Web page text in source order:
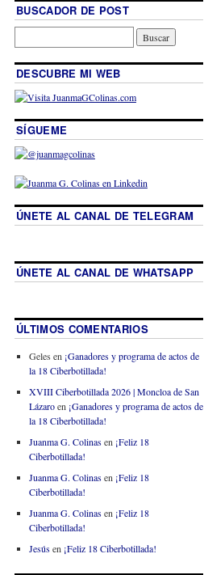
BUSCADOR DE POST
DESCUBRE MI WEB
SÍGUEME
ÚNETE AL CANAL DE TELEGRAM
ÚNETE AL CANAL DE WHATSAPP
ÚLTIMOS COMENTARIOS
Geles en ¡Ganadores y programa de actos de
la 18 Ciberbotillada!
XVIII Ciberbotillada 2026 | Moncloa de San
Lázaroen ¡Ganadores y programa de actos de
la 18 Ciberbotillada!
Juanma G. Colinasen ¡Feliz 18
Ciberbotillada!
Juanma G. Colinasen ¡Feliz 18
Ciberbotillada!
Juanma G. Colinasen ¡Feliz 18
Ciberbotillada!
Jesúsen ¡Feliz 18 Ciberbotillada!